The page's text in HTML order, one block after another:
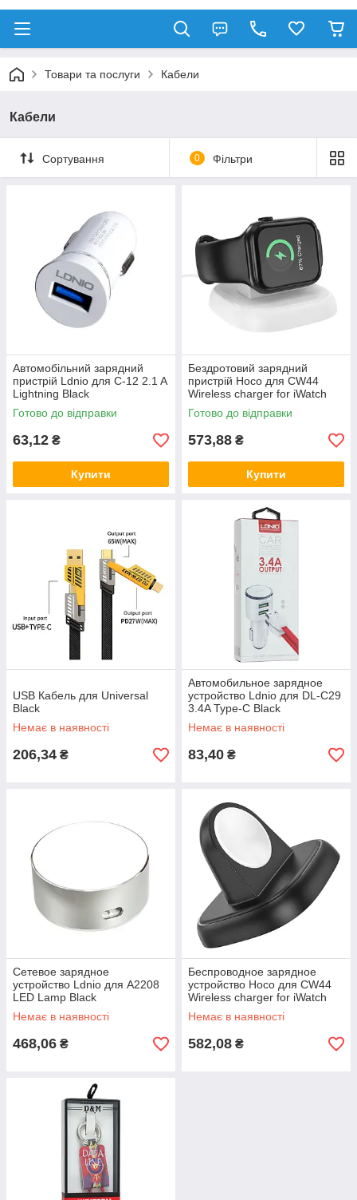
Товари та послуги Кабели
Кабели
Сортування 0 Фільтри
Автомобільний зарядний
пристрій Ldnio для C-12 2.1 A
Lightning Black
Готово до відправки
63,12 ₴
Купити
Бездротовий зарядний
пристрій Hoco для CW44
Wireless charger for iWatch
White
Готово до відправки
573,88 ₴
Купити
USB Кабель для Universal
Black
Немає в наявності
206,34 ₴
Автомобильное зарядное
устройство Ldnio для DL-C29
3.4A Type-C Black
Немає в наявності
83,40 ₴
Сетевое зарядное
устройство Ldnio для A2208
LED Lamp Black
Немає в наявності
468,06 ₴
Беспроводное зарядное
устройство Hoco для CW44
Wireless charger for iWatch
Black
Немає в наявності
582,08 ₴